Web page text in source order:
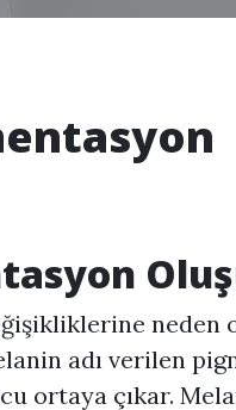
neden
adı verilen
ortaya çıkar.